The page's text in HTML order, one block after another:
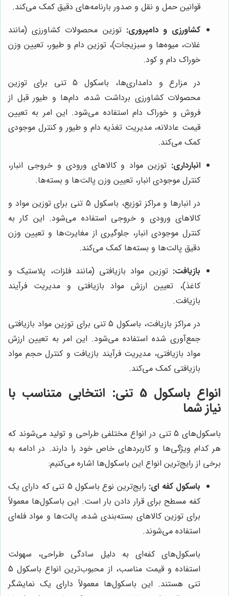
قوانین حمل و نقل و صدور بارنامه‌های دقیق کمک می‌کند.
کشاورزی و دامپروری: توزین محصولات کشاورزی (مانند
غلات، میوه‌ها و سبزیجات)، توزین دام و طیور، تعیین وزن
خوراک دام و کود.
در مزارع و دامداری‌ها، باسکول 5 تنی برای توزین
محصولات کشاورزی برداشت شده، دام‌ها و طیور قبل از
فروش و خوراک دام استفاده می‌شود. این امر به تعیین
قیمت عادلانه، مدیریت تغذیه دام و طیور و کنترل موجودی
کمک می‌کند.
انبارداری: توزین مواد و کالاهای ورودی و خروجی انبار،
کنترل موجودی انبار، تعیین وزن پالت‌ها و بسته‌ها.
در انبارها و مراکز توزیع، باسکول 5 تنی برای توزین مواد و
کالاهای ورودی و خروجی استفاده می‌شود. این کار به
کنترل موجودی انبار، جلوگیری از مغایرت‌ها و تعیین وزن
دقیق پالت‌ها و بسته‌ها کمک می‌کند.
بازیافت: توزین مواد بازیافتی (مانند فلزات، پلاستیک و
کاغذ)، تعیین ارزش مواد بازیافتی و مدیریت فرآیند
بازیافت.
در مراکز بازیافت، باسکول 5 تنی برای توزین مواد بازیافتی
جمع‌آوری شده استفاده می‌شود. این امر به تعیین ارزش
مواد بازیافتی، مدیریت فرآیند بازیافت و کنترل حجم مواد
بازیافتی کمک می‌کند.
انواع باسکول 5 تنی: انتخابی متناسب با
نیاز شما
باسکول‌های 5 تنی در انواع مختلفی طراحی و تولید می‌شوند که
هر کدام ویژگی‌ها و کاربردهای خاص خود را دارند. در ادامه به
برخی از رایج‌ترین انواع این باسکول‌ها اشاره می‌کنیم:
باسکول کفه ای:
رایج‌ترین نوع باسکول 5 تنی که دارای یک
کفه مسطح برای قرار دادن بار است. این باسکول‌ها معمولاً
برای توزین کالاهای بسته‌بندی شده، پالت‌ها و مواد فله‌ای
استفاده می‌شوند.
باسکول‌های کفه‌ای به دلیل سادگی طراحی، سهولت
استفاده و قیمت مناسب، از محبوب‌ترین انواع باسکول 5
تنی هستند. این باسکول‌ها معمولاً دارای یک نمایشگر